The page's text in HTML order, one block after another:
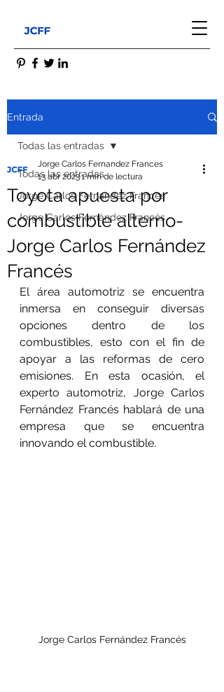
Entrada
Todas las entradas
Jorge Carlos Fernandez Frances
Jorge Carlos Fernández Francés
Todas las entradas
Toyota apuesta por
combustible alterno-
Jorge Carlos Fernández
Francés
Jorge Carlos Fernandez Frances
13 abr 20231 min de lectura
El área automotriz se encuentra
inmersa en conseguir diversas
opciones dentro de los
combustibles, esto con el fin de
apoyar a las reformas de cero
emisiones. En esta ocasión, el
experto automotriz, Jorge Carlos
Fernández Francés hablará de una
empresa que se encuentra
innovando el combustible.
Jorge Carlos Fernández Francés